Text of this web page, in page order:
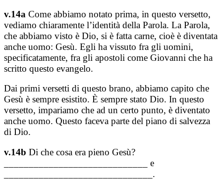
v.14a Come abbiamo notato prima, in questo versetto,
vediamo chiaramente l’identità della Parola. La Parola,
che abbiamo visto è Dio, si è fatta carne, cioè è diventata
anche uomo: Gesù. Egli ha vissuto fra gli uomini,
specificatamente, fra gli apostoli come Giovanni che ha
scritto questo evangelo.
Dai primi versetti di questo brano, abbiamo capito che
Gesù è sempre esistito. È sempre stato Dio. In questo
versetto, impariamo che ad un certo punto, è diventato
anche uomo. Questo faceva parte del piano di salvezza
di Dio.
v.14b Di che cosa era pieno Gesù?
_____________________________ e
______________________________.